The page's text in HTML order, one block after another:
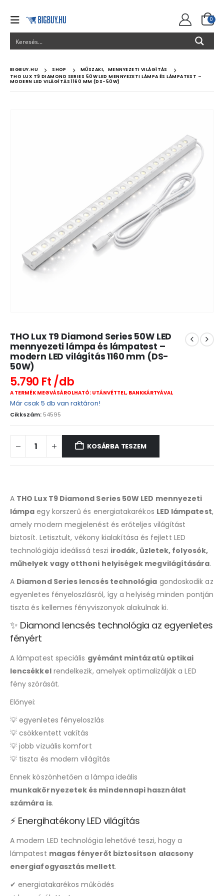
0
BIGBUY.HU SHOP MŰSZAKI,
MENNYEZETI VILÁGÍTÁS
THO LUX T9 DIAMOND SERIES 50W LED MENNYEZETI LÁMPA ÉS LÁMPATEST –
MODERN LED VILÁGÍTÁS 1160 MM (DS-50W)
THO Lux T9 Diamond Series 50W LED
mennyezeti lámpa és lámpatest –
modern LED világítás 1160 mm (DS-
50W)
5.790 Ft
A TERMÉK MEGVÁSÁROLHATÓ: UTÁNVÉTTEL, BANKKÁRTYÁVAL
Már csak 5 db van raktáron!
Cikkszám: 54595
KOSÁRBA TESZEM
A THO Lux T9 Diamond Series 50W LED mennyezeti
lámpa egy korszerű és energiatakarékos LED lámpatest,
amely modern megjelenést és erőteljes világítást
biztosít. Letisztult, vékony kialakítása és fejlett LED
technológiája ideálissá teszi irodák, üzletek, folyosók,
műhelyek vagy otthoni helyiségek megvilágítására.
A Diamond Series lencsés technológia gondoskodik az
egyenletes fényeloszlásról, így a helyiség minden pontján
tiszta és kellemes fényviszonyok alakulnak ki.
✨ Diamond lencsés technológia az egyenletes
fényért
A lámpatest speciális gyémánt mintázatú optikai
lencsékkelrendelkezik, amelyek optimalizálják a LED
fény szórását.
Előnyei:
💡 egyenletes fényeloszlás
💡 csökkentett vakítás
💡 jobb vizuális komfort
💡 tiszta és modern világítás
Ennek köszönhetően a lámpa ideális
munkakörnyezetek és mindennapi használat
számára is.
⚡ Energihatékony LED világítás
A modern LED technológia lehetővé teszi, hogy a
lámpatest magas fényerőt biztosítson alacsony
energiafogyasztás mellett.
✔ energiatakarékos működés